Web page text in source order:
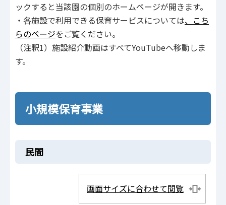
ックすると当該園の個別のホームページが開きます。
・各施設で利用できる保育サービスについては、こち
らのページをご覧ください。
（注釈1）施設紹介動画はすべてYouTubeへ移動しま
す。
小規模保育事業
民間
画面サイズに合わせて閲覧